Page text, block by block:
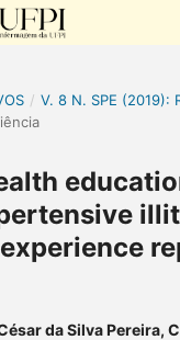
/ V. 8 N. SPE (2019):
experience
da Silva Pereira,